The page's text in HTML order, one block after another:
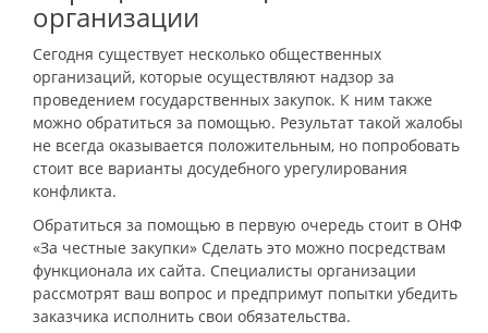
организации
Сегодня существует несколько общественных
организаций, которые осуществляют надзор за
проведением государственных закупок. К ним также
можно обратиться за помощью. Результат такой жалобы
не всегда оказывается положительным, но попробовать
стоит все варианты досудебного урегулирования
конфликта.
Обратиться за помощью в первую очередь стоит в ОНФ
«За честные закупки» Сделать это можно посредствам
функционала их сайта. Специалисты организации
рассмотрят ваш вопрос и предпримут попытки убедить
заказчика исполнить свои обязательства.